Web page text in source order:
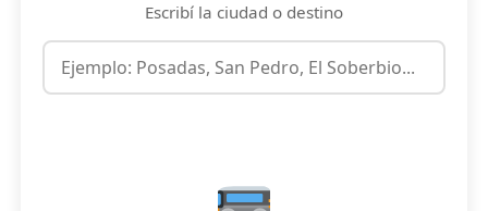
Escribí la ciudad o destino